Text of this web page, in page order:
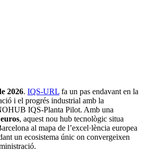
2026. IQS-URL fa un pas endavant en la
i el progrés industrial amb la
IQS-Planta Pilot. Amb una
, aquest nou hub tecnològic situa
al mapa de l’excel·lència europea
un ecosistema únic on convergeixen